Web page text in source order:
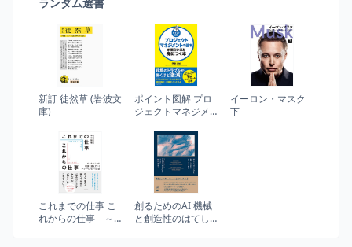
新訂 徒然草 (岩波文
庫)
ポイント図解 プロ
ジェクトマネジメ
いほど身につく本
イーロン・マスク
下
これまでの仕事 こ
れからの仕事 ～
創るためのAI 機械
と創造性のはてし